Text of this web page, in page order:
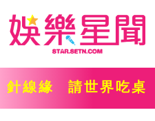
針線緣 請世界吃桌